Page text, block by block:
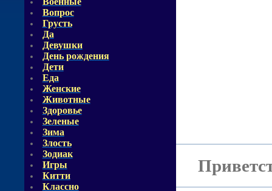
Вопрос
Грусть
Да
Девушки
День рождения
Дети
Еда
Женские
Животные
Здоровье
Зеленые
Зима
Злость
Зодиак
Игры
Китти
Классно